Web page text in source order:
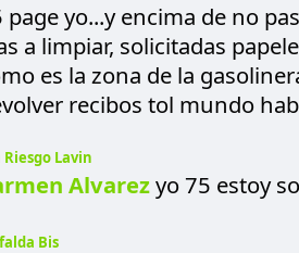
page yo...y encima de no
a limpiar, solicitadas
es la zona de la
recibos tol mundo
Riesgo Lavin
Alvarezyo 75 estoy
Bis